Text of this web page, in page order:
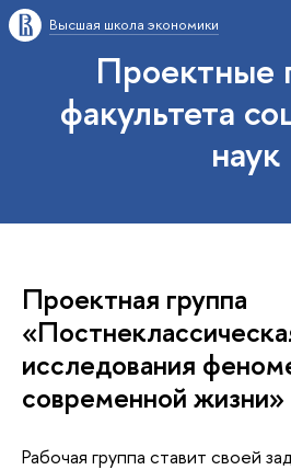
Высшая школа экономики
Проектные
факультета
наук
Проектная группа
исследования
современной жизни»
Рабочая группа ставит своей